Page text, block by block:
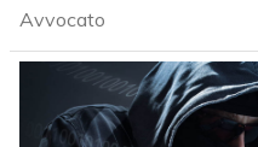
Avvocato